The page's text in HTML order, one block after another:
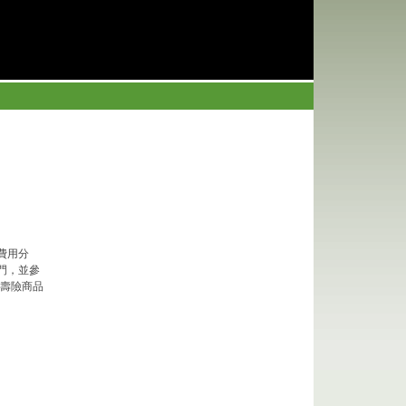
用分
，並參
險商品